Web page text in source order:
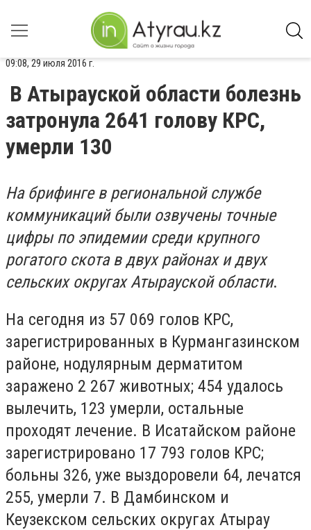
09:08, 29 июля 2016 г.
В Атырауской области болезнь
затронула 2641 голову КРС,
умерли 130
На брифинге в региональной службе
коммуникаций были озвучены точные
цифры по эпидемии среди крупного
рогатого скота в двух районах и двух
сельских округах Атырауской области.
На сегодня из 57 069 голов КРС,
зарегистрированных в Курмангазинском
районе, нодулярным дерматитом
заражено 2 267 животных; 454 удалось
вылечить, 123 умерли, остальные
проходят лечение. В Исатайском районе
зарегистрировано 17 793 голов КРС;
больны 326, уже выздоровели 64, лечатся
255, умерли 7. В Дамбинском и
Кеузекском сельских округах Атырау